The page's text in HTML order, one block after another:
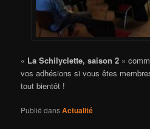
« La Schilyclette, saison 2 »
vos adhésions si vous êtes
tout bientôt !
Publié dansActualité